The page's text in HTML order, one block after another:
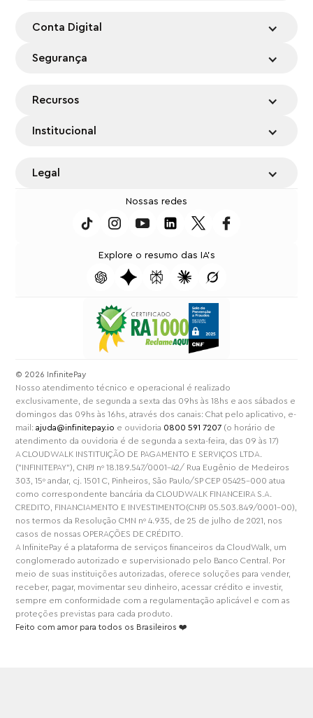
Conta Digital
Segurança
Recursos
Institucional
Legal
Nossas redes
Explore o resumo das IA's
⁠© 2026 InfinitePay
Nosso atendimento técnico e operacional é realizado
exclusivamente, de segunda a sexta das 09hs às 18hs e aos sábados e
domingos das 09hs às 16hs, através dos canais: Chat pelo aplicativo, e-
mail:ajuda@infinitepay.io e ouvidoria 0800 591 7207 (o horário de
atendimento da ouvidoria é de segunda a sexta-feira, das 09 às 17)
A CLOUDWALK INSTITUIÇÃO DE PAGAMENTO E SERVIÇOS LTDA.
("INFINITEPAY"), CNPJ nº 18.189.547/0001-42/ Rua Eugênio de Medeiros
303, 15º andar, cj. 1501 C, Pinheiros, São Paulo/SP CEP 05425-000 atua
como correspondente bancária da CLOUDWALK FINANCEIRA S.A.
CREDITO, FINANCIAMENTO E INVESTIMENTO(CNPJ 05.503.849/0001-00),
nos termos da Resolução CMN nº 4.935, de 25 de julho de 2021, nos
casos de nossas OPERAÇÕES DE CRÉDITO.
A InfinitePay é a plataforma de serviços financeiros da CloudWalk, um
conglomerado autorizado e supervisionado pelo Banco Central. Por
meio de suas instituições autorizadas, oferece soluções para vender,
receber, pagar, movimentar seu dinheiro, acessar crédito e investir,
sempre em conformidade com a regulamentação aplicável e com as
proteções previstas para cada produto.
Feito com amor para todos os Brasileiros ❤️